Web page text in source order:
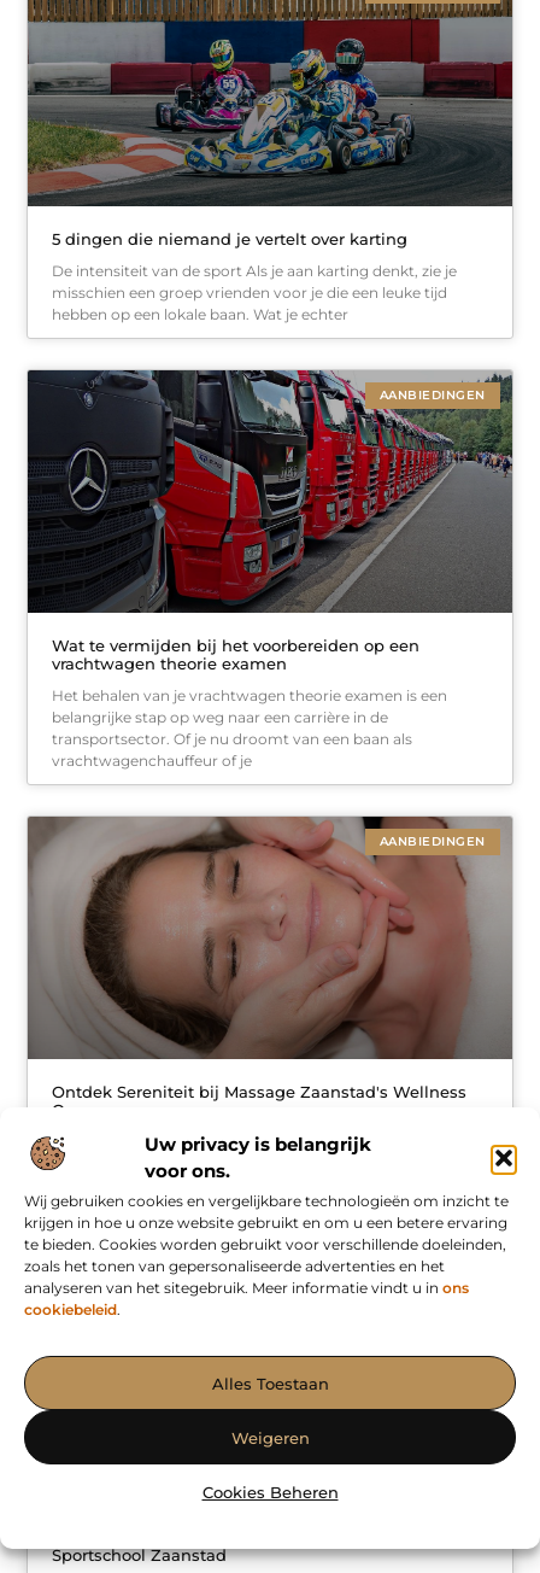
Uw privacy is belangrijk
voor ons.
Wij gebruiken cookies en vergelijkbare technologieën om inzicht te
krijgen in hoe u onze website gebruikt en om u een betere ervaring
te bieden. Cookies worden gebruikt voor verschillende doeleinden,
zoals het tonen van gepersonaliseerde advertenties en het
analyseren van het sitegebruik. Meer informatie vindt u in ons
cookiebeleid.
Alles Toestaan
Weigeren
Cookies Beheren
5 dingen die niemand je vertelt over karting
De intensiteit van de sport Als je aan karting denkt, zie je
misschien een groep vrienden voor je die een leuke tijd
hebben op een lokale baan. Wat je echter
AANBIEDINGEN
Wat te vermijden bij het voorbereiden op een
vrachtwagen theorie examen
Het behalen van je vrachtwagen theorie examen is een
belangrijke stap op weg naar een carrière in de
transportsector. Of je nu droomt van een baan als
vrachtwagenchauffeur of je
AANBIEDINGEN
Ontdek Sereniteit bij Massage Zaanstad's Wellness
Oase
Welkom bij onze gids voor ultieme ontspanning en welzijn!
Als je een local resident, wellness liefhebber of spa-ganger
Hier ontdek je
AANBIEDINGEN
Sportschool Zaanstad